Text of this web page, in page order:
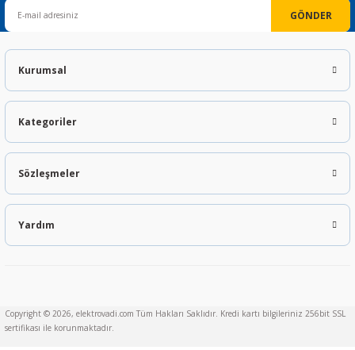
GÖNDER
Kurumsal
Kategoriler
Sözleşmeler
Yardım
Copyright © 2026, elektrovadi.com Tüm Hakları Saklıdır. Kredi kartı bilgileriniz 256bit SSL
sertifikası ile korunmaktadır.